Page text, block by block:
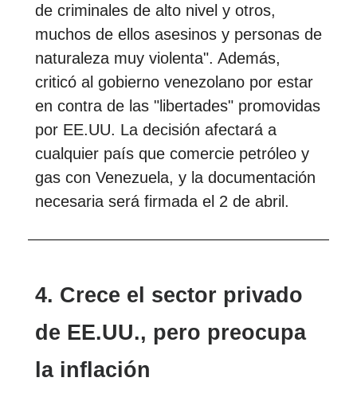
de criminales de alto nivel y otros,
muchos de ellos asesinos y personas de
naturaleza muy violenta". Además,
criticó al gobierno venezolano por estar
en contra de las "libertades" promovidas
por EE.UU. La decisión afectará a
cualquier país que comercie petróleo y
gas con Venezuela, y la documentación
necesaria será firmada el 2 de abril.
4. Crece el sector privado
de EE.UU., pero preocupa
la inflación